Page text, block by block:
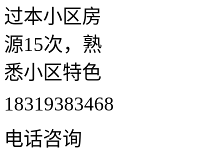
过本小区房
源15次，熟
悉小区特色
18319383468
电话咨询